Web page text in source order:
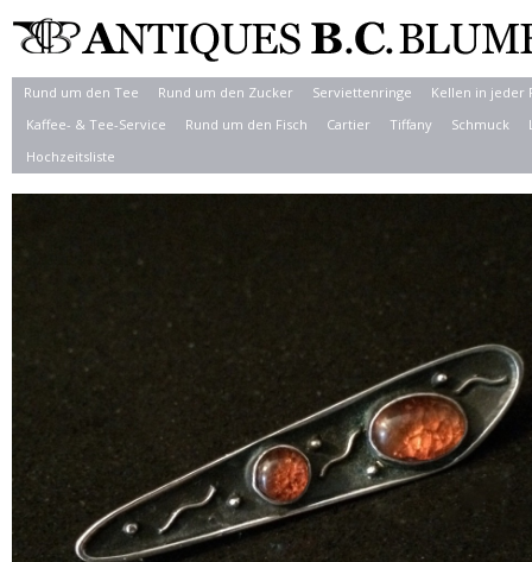
Rund um den Tee Rund um den Zucker Serviettenringe
Kellen in jeder
Kaffee- & Tee-Service
Rund um den Fisch Cartier Tiffany Schmuck
Hochzeitsliste